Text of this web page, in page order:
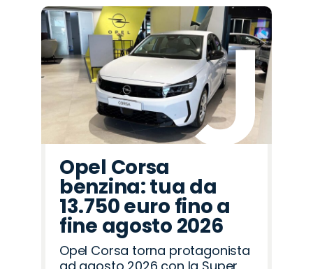
Opel Corsa
benzina: tua da
13.750 euro fino a
fine agosto 2026
Opel Corsa torna protagonista